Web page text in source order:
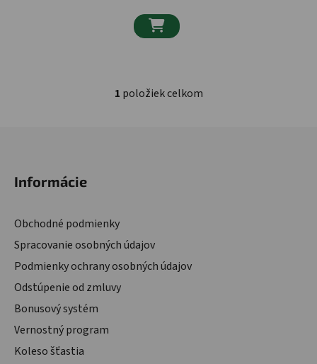

Ovládacie prvky výpisu
1 položiek celkom
Informácie
Obchodné podmienky
Spracovanie osobných údajov
Podmienky ochrany osobných údajov
Odstúpenie od zmluvy
Bonusový systém
Vernostný program
Koleso šťastia